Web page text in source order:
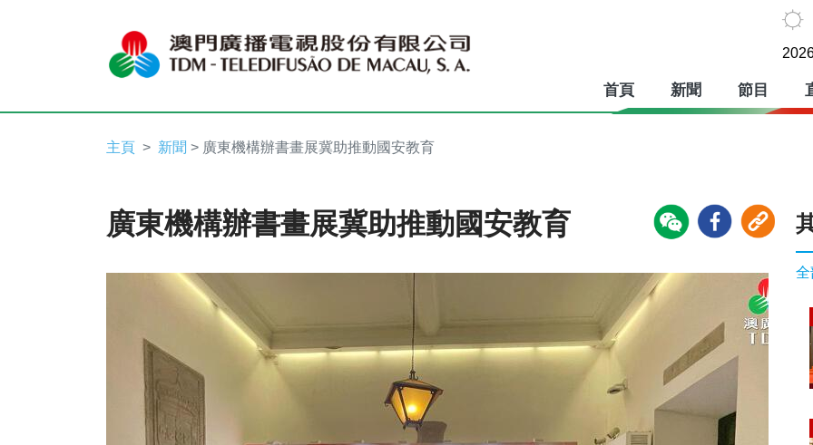
首頁 新聞 節目
主頁 新聞 > 廣東機構辦書畫展冀助推動國安教育
廣東機構辦書畫展冀助推動國安教育
全